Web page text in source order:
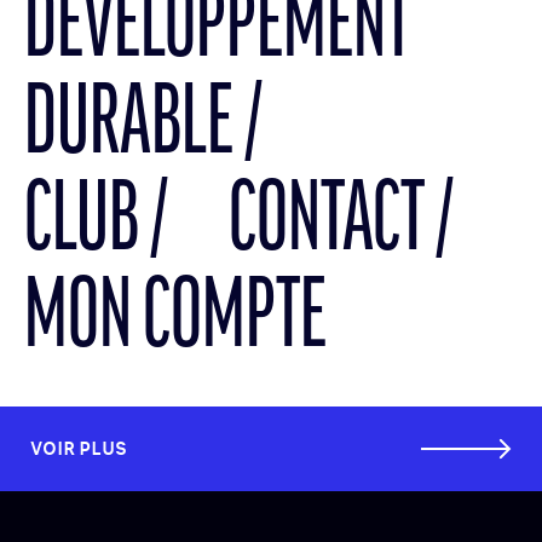
DÉVELOPPEMENT
DURABLE
CLUB
CONTACT
MON COMPTE
VOIR PLUS